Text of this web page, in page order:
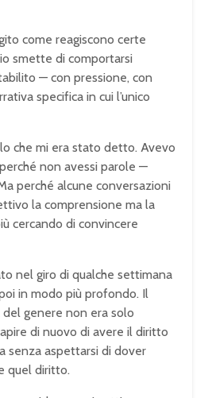
come reagiscono certe
smette di comportarsi
— con pressione, con
specifica in cui l’unico
che mi era stato detto. Avevo
non avessi parole —
perché alcune conversazioni
la comprensione ma la
cercando di convincere
nel giro di qualche settimana
in modo più profondo. Il
del genere non era solo
di nuovo di avere il diritto
senza aspettarsi di dover
quel diritto.